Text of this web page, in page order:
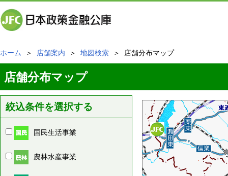
ホーム ＞ 店舗案内 ＞ 地図検索 ＞ 店舗分布マップ
店舗分布マップ
絞込条件を選択する
国民生活事業
農林水産事業